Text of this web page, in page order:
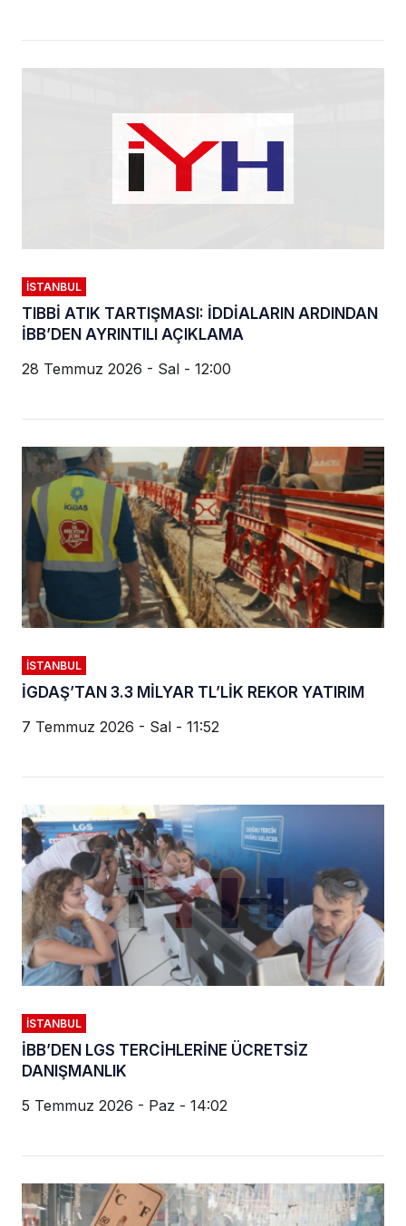
İSTANBUL
TIBBİ ATIK TARTIŞMASI: İDDİALARIN ARDINDAN
İBB’DEN AYRINTILI AÇIKLAMA
28 Temmuz 2026 - Sal - 12:00
İSTANBUL
İGDAŞ’TAN 3.3 MİLYAR TL’LİK REKOR YATIRIM
7 Temmuz 2026 - Sal - 11:52
İSTANBUL
İBB’DEN LGS TERCİHLERİNE ÜCRETSİZ
DANIŞMANLIK
5 Temmuz 2026 - Paz - 14:02